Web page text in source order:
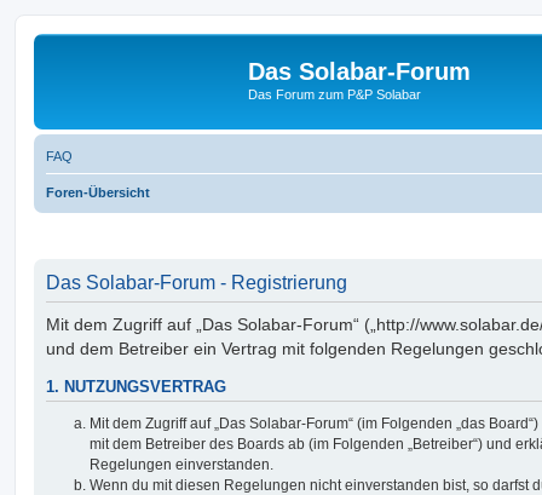
Das Solabar-Forum
Das Forum zum P&P Solabar
FAQ
Foren-Übersicht
Das Solabar-Forum - Registrierung
Mit dem Zugriff auf „Das Solabar-Forum“ („http://
und dem Betreiber ein Vertrag mit folgenden Regelungen
1. NUTZUNGSVERTRAG
Mit dem Zugriff auf „Das Solabar-Forum“ (im Folgenden „das
mit dem Betreiber des Boards ab (im Folgenden „Betreiber“) und
Regelungen einverstanden.
Wenn du mit diesen Regelungen nicht einverstanden bist, so darfst